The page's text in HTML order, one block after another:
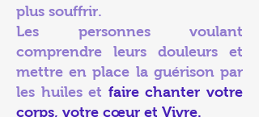
plus souffrir.
Les personnes voulant
comprendre leurs douleurs et
mettre en place la guérison par
les huileset faire chanter votre
corps, votre cœur et Vivre.